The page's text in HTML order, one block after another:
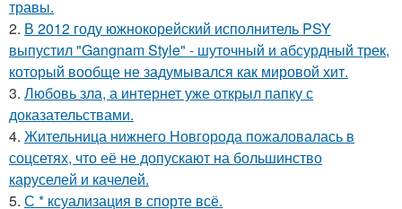
травы.
2. В 2012 году южнокорейский исполнитель PSY
выпустил "Gangnam Style" - шуточный и абсурдный трек,
который вообще не задумывался как мировой хит.
3. Любовь зла, а интернет уже открыл папку с
доказательствами.
4. Жительница нижнего Новгорода пожаловалась в
соцсетях, что её не допускают на большинство
каруселей и качелей.
5. С * ксуализация в спорте всё.